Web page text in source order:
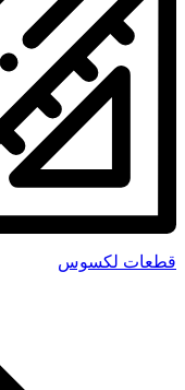
قطعات لکسوس